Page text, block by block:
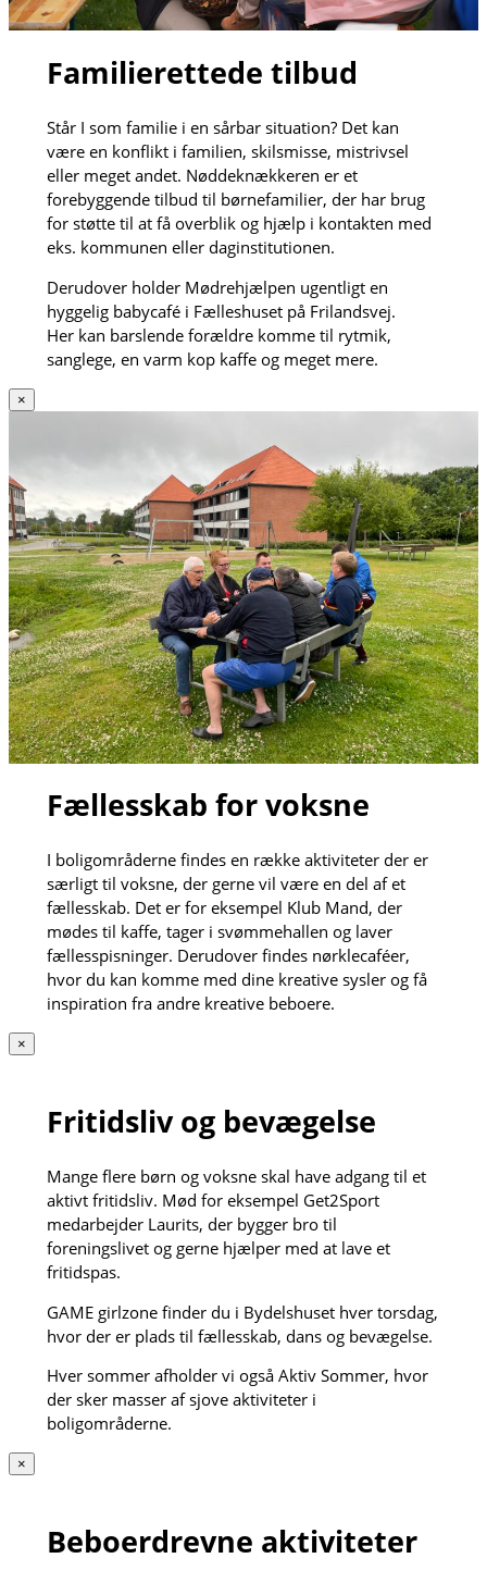
Familierettede tilbud
Står I som familie i en sårbar situation? Det kan
være en konflikt i familien, skilsmisse, mistrivsel
eller meget andet. Nøddeknækkeren er et
forebyggende tilbud til børnefamilier, der har brug
for støtte til at få overblik og hjælp i kontakten med
eks. kommunen eller daginstitutionen.
Derudover holder Mødrehjælpen ugentligt en
hyggelig babycafé i Fælleshuset på Frilandsvej.
Her kan barslende forældre komme til rytmik,
sanglege, en varm kop kaffe og meget mere.
×
Fællesskab for voksne
I boligområderne findes en række aktiviteter der er
særligt til voksne, der gerne vil være en del af et
fællesskab. Det er for eksempel Klub Mand, der
mødes til kaffe, tager i svømmehallen og laver
fællesspisninger. Derudover findes nørklecaféer,
hvor du kan komme med dine kreative sysler og få
inspiration fra andre kreative beboere.
×
Fritidsliv og bevægelse
Mange flere børn og voksne skal have adgang til et
aktivt fritidsliv. Mød for eksempel Get2Sport
medarbejder Laurits, der bygger bro til
foreningslivet og gerne hjælper med at lave et
fritidspas.
GAME girlzone finder du i Bydelshuset hver torsdag,
hvor der er plads til fællesskab, dans og bevægelse.
Hver sommer afholder vi også Aktiv Sommer, hvor
der sker masser af sjove aktiviteter i
boligområderne.
×
Beboerdrevne aktiviteter